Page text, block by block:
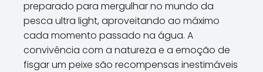
preparado para mergulhar no mundo da
pesca ultra light, aproveitando ao máximo
cada momento passado na água. A
convivência com a natureza e a emoção de
fisgar um peixe são recompensas inestimáveis